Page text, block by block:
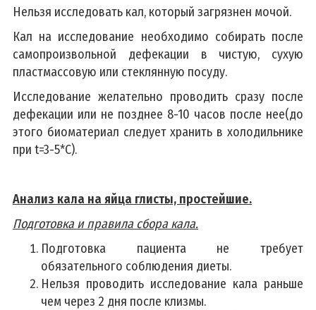
Нельзя исследовать кал, который загрязнен мочой.
Кал на исследование необходимо собирать после
самопроизвольной дефекации в чистую, сухую
пластмассовую или стеклянную посуду.
Исследование желательно проводить сразу после
дефекации или не позднее 8-10 часов после нее(до
этого биоматериал следует хранить в холодильнике
при t=3-5*С).
Анализ кала на яйца глисты, простейшие.
Подготовка и правила сбора кала.
Подготовка пациента не требует
обязательного соблюдения диеты.
Нельзя проводить исследование кала раньше
чем через 2 дня после клизмы.